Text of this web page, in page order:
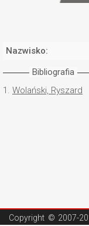
Nazwisko:
Bibliografia
1. Wolański, Ryszard
Copyright © 2007-